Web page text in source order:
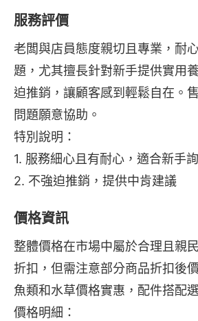
服務評價
老闆與店員態度親切且專業，耐
題，尤其擅長針對新手提供實用
迫推銷，讓顧客感到輕鬆自在。
問題願意協助。
特別說明：
1. 服務細心且有耐心，適合新手
2. 不強迫推銷，提供中肯建議
價格資訊
整體價格在市場中屬於合理且親
折扣，但需注意部分商品折扣後
魚類和水草價格實惠，配件搭配
價格明細：